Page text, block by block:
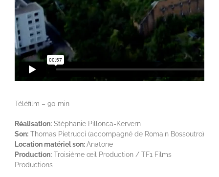
Téléfilm – 90 min
Réalisation: Stéphanie Pillonca-Kervern
Son: Thomas Pietrucci (accompagné de Romain Bossoutro)
Location matériel son:Anatone
Production: Troisième œil Production / TF1 Films
Productions